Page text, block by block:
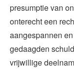
presumptie van
onterecht een
aangespannen
gedaagden
vrijwillige